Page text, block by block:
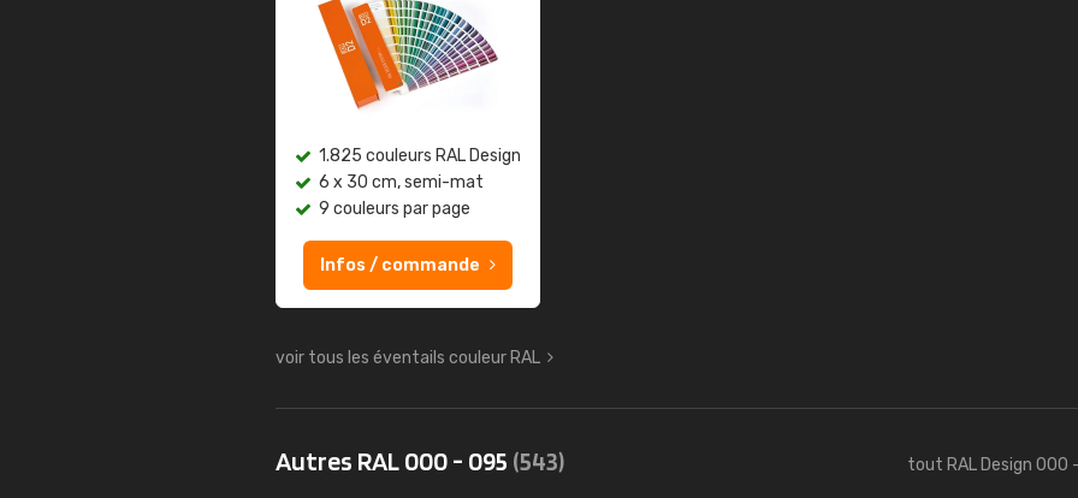
1.825 couleurs RAL Design
6 x 30 cm, semi-mat
9 couleurs par page
Infos / commande
voir tous les éventails couleur RAL
Autres RAL 000 - 095 (543) tout RAL Design 000